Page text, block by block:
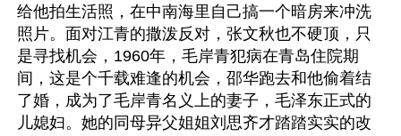
给他拍生活照，在中南海里自己搞一个暗房来冲洗
照片。面对江青的撒泼反对，张文秋也不硬顶，只
是寻找机会，1960年，毛岸青犯病在青岛住院期
间，这是个千载难逢的机会，邵华跑去和他偷着结
了婚，成为了毛岸青名义上的妻子，毛泽东正式的
儿媳妇。她的同母异父姐姐刘思齐才踏踏实实的改